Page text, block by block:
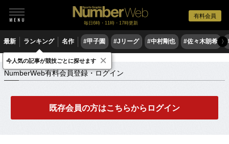
有料会員
毎日6時・11時・17時更新
最新 ランキング 名作 #甲子園 #Jリーグ #中村剛也 #佐々木朗希 〉
NumberWeb有料会員登録・ログイン
NumberWeb有料会員登録・ログイン
既存会員の方はこちらからログイン
今人気の記事が競技ごとに探せます ×